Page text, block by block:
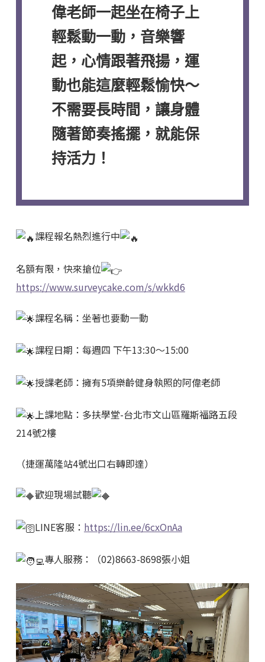
偉老師一起坐在椅子上
輕鬆動一動，音樂響
起，心情跟著飛揚，運
動也能這麼輕鬆愉快～
不需要長時間，讓身體
隨著節奏搖擺，就能保
持活力！
課程報名熱烈進行中
名額有限，快來搶位
https://www.surveycake.com/s/wkkd6
課程名稱：坐著也要動一動
課程日期：每週四 下午13:30～15:00
授課老師：擁有5項樂齡健身執照的阿偉老師
上課地點：多扶學堂-台北市文山區羅斯福路五段
214號2樓
（捷運萬隆站4號出口右轉即達）
歡迎現場試聽
LINE客服： https://lin.ee/6cxOnAa
專人服務：（02)8663-8698張小姐